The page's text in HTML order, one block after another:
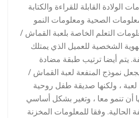
الولادة القابلة للقراءة والكتابة
الصحية ومعلومات النمو
التعلم الخاصة بلعبة القماش /
الشخصية للعميل الذي يمتلك
يتم أيضا ترتيب طبقة مضادة
نموذج المنفعة لعبة القماش /
، ولكنها صديقة طفل روحية
أن تنمو معا ، وتغير بشكل أساسي
الحالية. وفقا للمعلومات المخزنة